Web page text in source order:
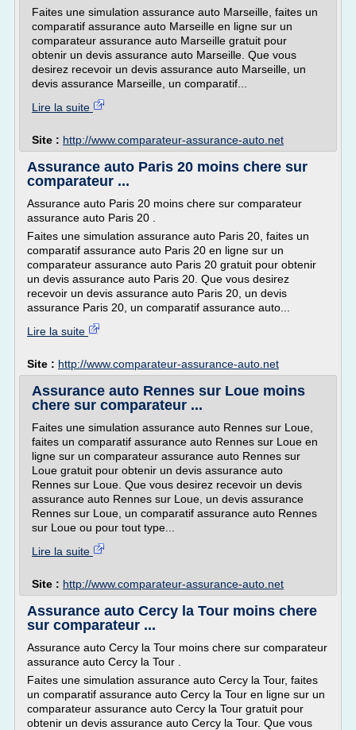
Faites une simulation assurance auto Marseille, faites un
comparatif assurance auto Marseille en ligne sur un
comparateur assurance auto Marseille gratuit pour
obtenir un devis assurance auto Marseille. Que vous
desirez recevoir un devis assurance auto Marseille, un
devis assurance Marseille, un comparatif...
Lire la suite
Site : http://www.comparateur-assurance-auto.net
Assurance auto Paris 20 moins chere sur
comparateur ...
Assurance auto Paris 20 moins chere sur comparateur
assurance auto Paris 20 .
Faites une simulation assurance auto Paris 20, faites un
comparatif assurance auto Paris 20 en ligne sur un
comparateur assurance auto Paris 20 gratuit pour obtenir
un devis assurance auto Paris 20. Que vous desirez
recevoir un devis assurance auto Paris 20, un devis
assurance Paris 20, un comparatif assurance auto...
Lire la suite
Site : http://www.comparateur-assurance-auto.net
Assurance auto Rennes sur Loue moins
chere sur comparateur ...
Faites une simulation assurance auto Rennes sur Loue,
faites un comparatif assurance auto Rennes sur Loue en
ligne sur un comparateur assurance auto Rennes sur
Loue gratuit pour obtenir un devis assurance auto
Rennes sur Loue. Que vous desirez recevoir un devis
assurance auto Rennes sur Loue, un devis assurance
Rennes sur Loue, un comparatif assurance auto Rennes
sur Loue ou pour tout type...
Lire la suite
Site : http://www.comparateur-assurance-auto.net
Assurance auto Cercy la Tour moins chere
sur comparateur ...
Assurance auto Cercy la Tour moins chere sur comparateur
assurance auto Cercy la Tour .
Faites une simulation assurance auto Cercy la Tour, faites
un comparatif assurance auto Cercy la Tour en ligne sur un
comparateur assurance auto Cercy la Tour gratuit pour
obtenir un devis assurance auto Cercy la Tour. Que vous